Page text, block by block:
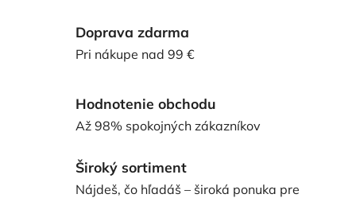
Doprava zdarma
Pri nákupe nad 99 €
Hodnotenie obchodu
Až 98% spokojných zákazníkov
Široký sortiment
Nájdeš, čo hľadáš – široká ponuka pre